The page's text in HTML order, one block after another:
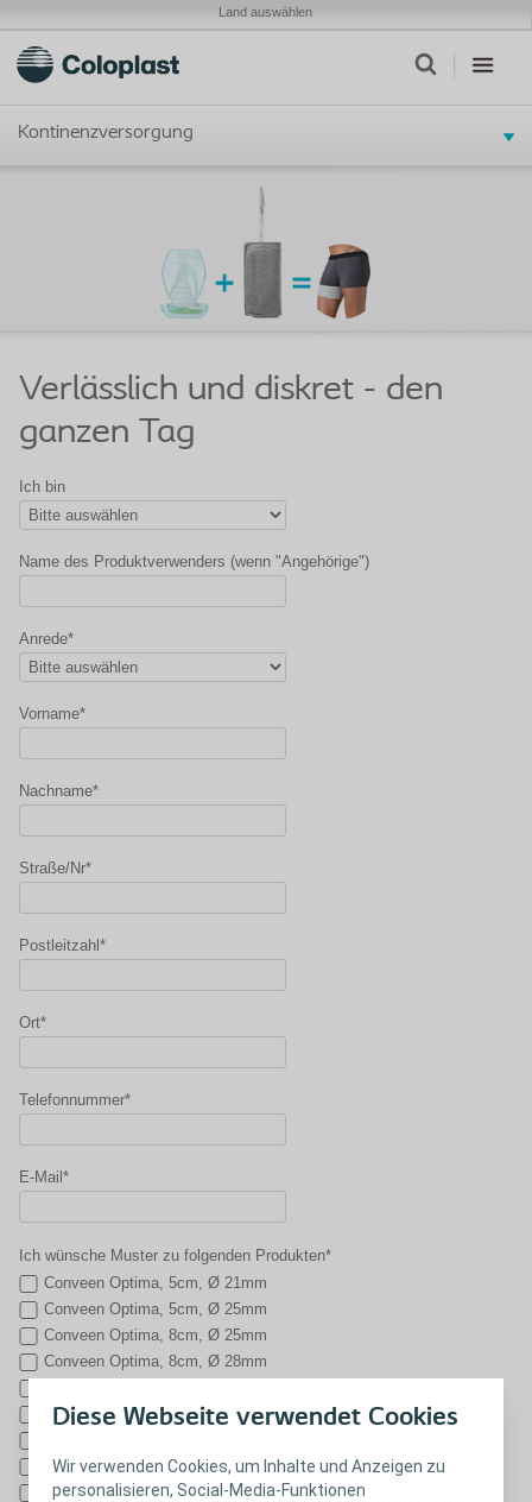
Diese Webseite verwendet Cookies
Wir verwenden Cookies, um Inhalte und Anzeigen zu
personalisieren, Social-Media-Funktionen
Land auswählen
Kontinenzversorgung
Verlässlich und diskret - den
ganzen Tag
Ich bin
Name des Produktverwenders (wenn "Angehörige")
Anrede*
Vorname*
Nachname*
Straße/Nr*
Postleitzahl*
Ort*
Telefonnummer*
E-Mail*
Ich wünsche Muster zu folgenden Produkten*
Conveen Optima, 5cm, Ø 21mm
Conveen Optima, 5cm, Ø 25mm
Conveen Optima, 8cm, Ø 25mm
Conveen Optima, 8cm, Ø 28mm
Conveen Optima, 8cm, Ø 30mm
Conveen Optima, 8cm, Ø 35mm
Conveen Optima, 8cm, Ø 40mm